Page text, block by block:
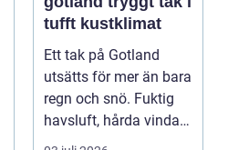
tufft kustklimat
Ett tak på Gotland
utsätts för mer än bara
regn och snö. Fuktig
havsluft, hårda vindar,
saltstänk oc...